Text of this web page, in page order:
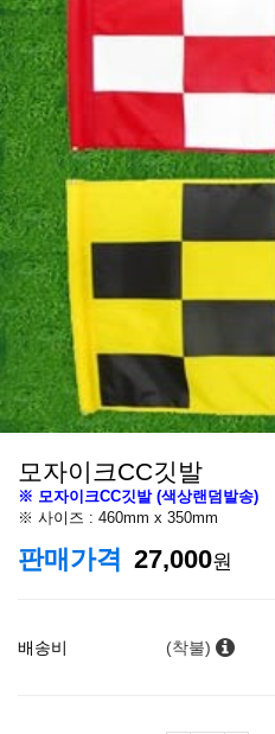
모자이크CC깃발
※ 모자이크CC깃발 (색상랜덤발송)
※ 사이즈 : 460mm x 350mm
판매가격 27,000원
배송비 (착불)